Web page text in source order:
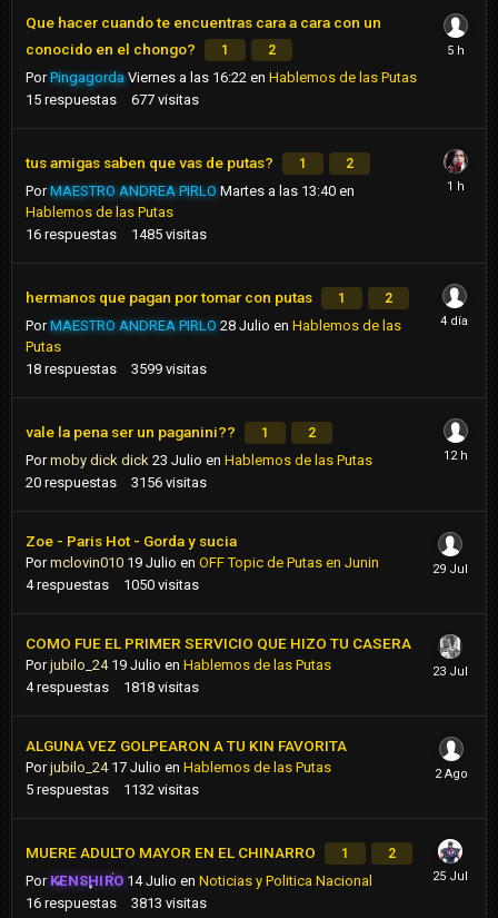
Que hacer cuando te encuentras cara a cara con un
conocido en el chongo?
1 2
PorPingagorda Viernes a las 16:22 en Hablemos de las Putas
15 respuestas 677 visitas
tus amigas saben que vas de putas? 1 2
PorMAESTRO ANDREA PIRLO Martes a las 13:40 en
Hablemos de las Putas
16 respuestas 1485 visitas
hermanos que pagan por tomar con putas 1 2
PorMAESTRO ANDREA PIRLO 28 Julio en Hablemos de las
Putas
18 respuestas 3599 visitas
vale la pena ser un paganini?? 1 2
Pormoby dick dick 23 Julio en Hablemos de las Putas
20 respuestas 3156 visitas
Zoe - Paris Hot - Gorda y sucia
Pormclovin010 19 Julio en OFF Topic de Putas en Junin
4 respuestas 1050 visitas
COMO FUE EL PRIMER SERVICIO QUE HIZO TU CASERA
Porjubilo_24 19 Julio en Hablemos de las Putas
4 respuestas 1818 visitas
ALGUNA VEZ GOLPEARON A TU KIN FAVORITA
Porjubilo_24 17 Julio en Hablemos de las Putas
5 respuestas 1132 visitas
MUERE ADULTO MAYOR EN EL CHINARRO 1 2
Por KENSHIRO 14 Julio enNoticias y Politica Nacional
16 respuestas 3813 visitas